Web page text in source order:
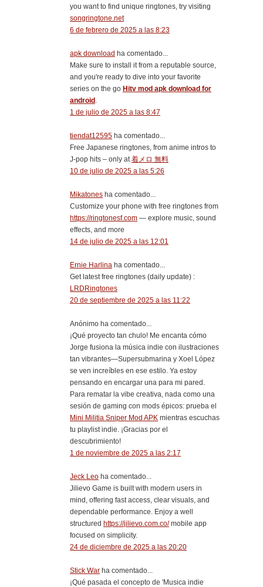
you want to find unique ringtones, try visiting
songringtone.net
6 de febrero de 2025 a las 8:23
apk download ha comentado...
Make sure to install it from a reputable source,
and you're ready to dive into your favorite
series on the go Hitv mod apk download for
android .
1 de julio de 2025 a las 8:47
tiendat12595 ha comentado...
Free Japanese ringtones, from anime intros to
J-pop hits – only at着メロ 無料
10 de julio de 2025 a las 5:26
Mikatones ha comentado...
Customize your phone with free ringtones from
https://ringtonesf.com — explore music, sound
effects, and more
14 de julio de 2025 a las 12:01
Ernie Harlina ha comentado...
Get latest free ringtones (daily update) :
LRDRingtones
20 de septiembre de 2025 a las 11:22
Anónimo ha comentado...
¡Qué proyecto tan chulo! Me encanta cómo
Jorge fusiona la música indie con ilustraciones
tan vibrantes—Supersubmarina y Xoel López
se ven increíbles en ese estilo. Ya estoy
pensando en encargar una para mi pared.
Para rematar la vibe creativa, nada como una
sesión de gaming con mods épicos: prueba el
Mini Militia Sniper Mod APK mientras escuchas
tu playlist indie. ¡Gracias por el
descubrimiento!
1 de noviembre de 2025 a las 2:17
Jeck Leo ha comentado...
Jilievo Game is built with modern users in
mind, offering fast access, clear visuals, and
dependable performance. Enjoy a well
structured https://jilievo.com.co/mobile app
focused on simplicity.
24 de diciembre de 2025 a las 20:20
Stick War ha comentado...
¡Qué pasada el concepto de 'Musica indie